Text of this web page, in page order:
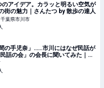
アイデア。カラッと明るい空気が
街の魅力｜さんたつ by 散歩の達人
千葉県市川市
の手児奈」……市川にはなぜ民話が
話の会」の会長に聞いてみた｜さ